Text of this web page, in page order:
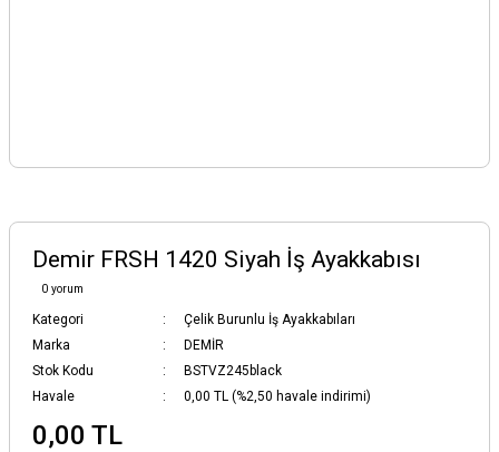
Demir FRSH 1420 Siyah İş Ayakkabısı
0 yorum
Kategori
Çelik Burunlu İş Ayakkabıları
Marka
DEMİR
Stok Kodu
BSTVZ245black
Havale
0,00 TL (%2,50 havale indirimi)
0,00 TL